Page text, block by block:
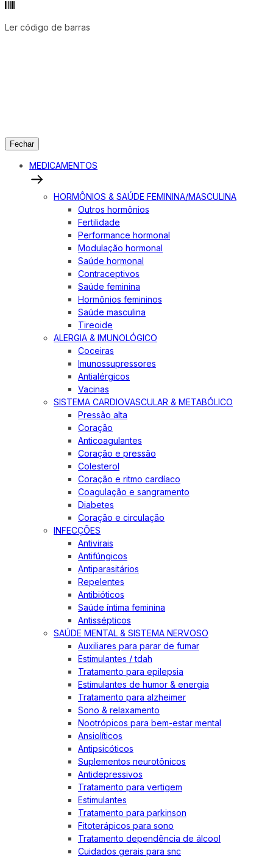
Ler código de barras
Fechar
MEDICAMENTOS
HORMÔNIOS & SAÚDE FEMININA/MASCULINA
Outros hormônios
Fertilidade
Performance hormonal
Modulação hormonal
Saúde hormonal
Contraceptivos
Saúde feminina
Hormônios femininos
Saúde masculina
Tireoide
ALERGIA & IMUNOLÓGICO
Coceiras
Imunossupressores
Antialérgicos
Vacinas
SISTEMA CARDIOVASCULAR & METABÓLICO
Pressão alta
Coração
Anticoagulantes
Coração e pressão
Colesterol
Coração e ritmo cardíaco
Coagulação e sangramento
Diabetes
Coração e circulação
INFECÇÕES
Antivirais
Antifúngicos
Antiparasitários
Repelentes
Antibióticos
Saúde íntima feminina
Antissépticos
SAÚDE MENTAL & SISTEMA NERVOSO
Auxiliares para parar de fumar
Estimulantes / tdah
Tratamento para epilepsia
Estimulantes de humor & energia
Tratamento para alzheimer
Sono & relaxamento
Nootrópicos para bem-estar mental
Ansiolíticos
Antipsicóticos
Suplementos neurotônicos
Antidepressivos
Tratamento para vertigem
Estimulantes
Tratamento para parkinson
Fitoterápicos para sono
Tratamento dependência de álcool
Cuidados gerais para snc